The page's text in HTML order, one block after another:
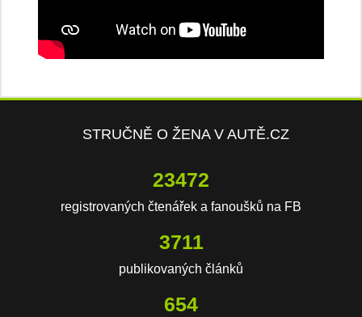
STRUČNĚ O ŽENA V AUTĚ.CZ
23472
registrovaných čtenářek a fanoušků na FB
3711
publikovaných článků
654